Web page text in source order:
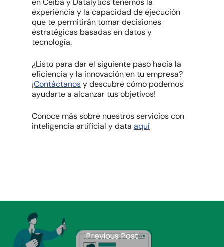
en Ceiba y Datalytics tenemos la
experiencia y la capacidad de ejecución
que te permitirán tomar decisiones
estratégicas basadas en datos y
tecnología.
¿Listo para dar el siguiente paso hacia la
eficiencia y la innovación en tu empresa?
¡Contáctanosy descubre cómo podemos
ayudarte a alcanzar tus objetivos!
Conoce más sobre nuestros servicios con
inteligencia artificial y data aquí
Previous Post